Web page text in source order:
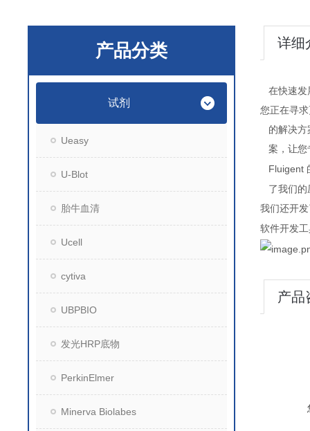
产品分类
试剂
Ueasy
U-Blot
胎牛血清
Ucell
cytiva
UBPBIO
发光HRP底物
PerkinElmer
Minerva Biolabes
详细
在快速发
您正在寻
的解决
案，让您
Fluigent
了我们的
我们还开
软件开发
产品